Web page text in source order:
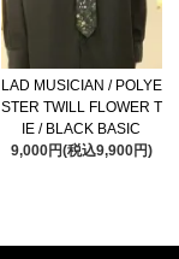
LAD MUSICIAN / POLYE
STER TWILL FLOWER T
IE / BLACK BASIC
9,000円(税込9,900円)